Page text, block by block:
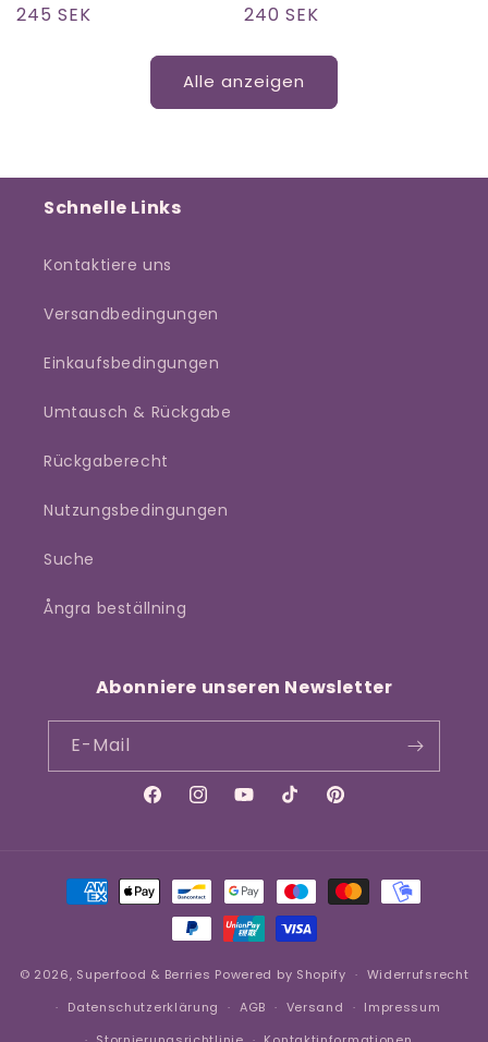
Normaler
245 SEK
Normaler
240 SEK
Alle anzeigen
Schnelle Links
Kontaktiere uns
Versandbedingungen
Einkaufsbedingungen
Umtausch & Rückgabe
Rückgaberecht
Nutzungsbedingungen
Suche
Ångra beställning
Abonniere unseren Newsletter
E-Mail
FacebookInstagramYouTubeTikTokPinterest
Zahlungsmethoden
© 2026, Superfood & Berries Powered by Shopify
Widerrufsrecht
Datenschutzerklärung
AGB Versand
Impressum